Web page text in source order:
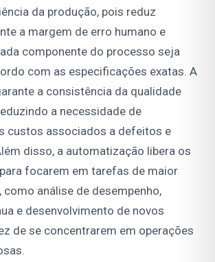
da produção, pois reduz
a margem de erro humano e
componente do processo seja
com as especificações exatas. A
a consistência da qualidade
a necessidade de
custos associados a defeitos e
disso, a automatização libera os
focarem em tarefas de maior
como análise de desempenho,
e desenvolvimento de novos
de se concentrarem em operações